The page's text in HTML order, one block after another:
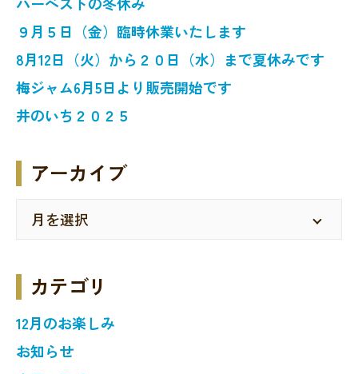
９月５日（金）臨時休業いたします
8月12日（火）から２０日（水）まで夏休みです
梅ジャム6月5日より販売開始です
井のいち２０２５
アーカイブ
カテゴリ
12月のお楽しみ
お知らせ